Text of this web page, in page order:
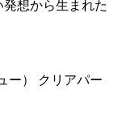
想から生まれた
ー） クリアパー